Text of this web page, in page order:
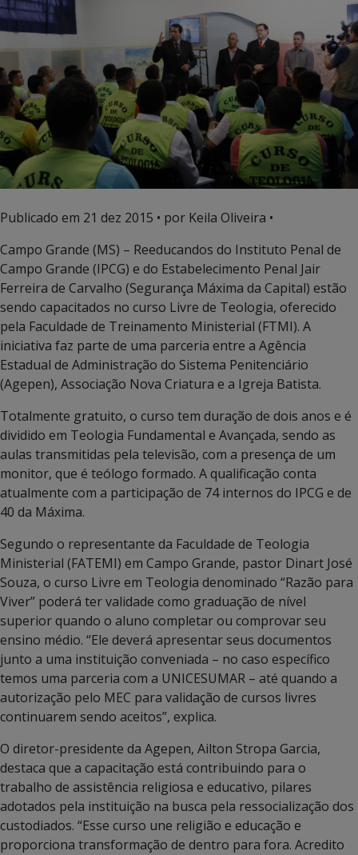
Publicado em 21 dez 2015 • por Keila Oliveira •
Campo Grande (MS) – Reeducandos do Instituto Penal de
Campo Grande (IPCG) e do Estabelecimento Penal Jair
Ferreira de Carvalho (Segurança Máxima da Capital) estão
sendo capacitados no curso Livre de Teologia, oferecido
pela Faculdade de Treinamento Ministerial (FTMI). A
iniciativa faz parte de uma parceria entre a Agência
Estadual de Administração do Sistema Penitenciário
(Agepen), Associação Nova Criatura e a Igreja Batista.
Totalmente gratuito, o curso tem duração de dois anos e é
dividido em Teologia Fundamental e Avançada, sendo as
aulas transmitidas pela televisão, com a presença de um
monitor, que é teólogo formado. A qualificação conta
atualmente com a participação de 74 internos do IPCG e de
40 da Máxima.
Segundo o representante da Faculdade de Teologia
Ministerial (FATEMI) em Campo Grande, pastor Dinart José
Souza, o curso Livre em Teologia denominado “Razão para
Viver” poderá ter validade como graduação de nível
superior quando o aluno completar ou comprovar seu
ensino médio. “Ele deverá apresentar seus documentos
junto a uma instituição conveniada – no caso específico
temos uma parceria com a UNICESUMAR – até quando a
autorização pelo MEC para validação de cursos livres
continuarem sendo aceitos”, explica.
O diretor-presidente da Agepen, Ailton Stropa Garcia,
destaca que a capacitação está contribuindo para o
trabalho de assistência religiosa e educativo, pilares
adotados pela instituição na busca pela ressocialização dos
custodiados. “Esse curso une religião e educação e
proporciona transformação de dentro para fora. Acredito